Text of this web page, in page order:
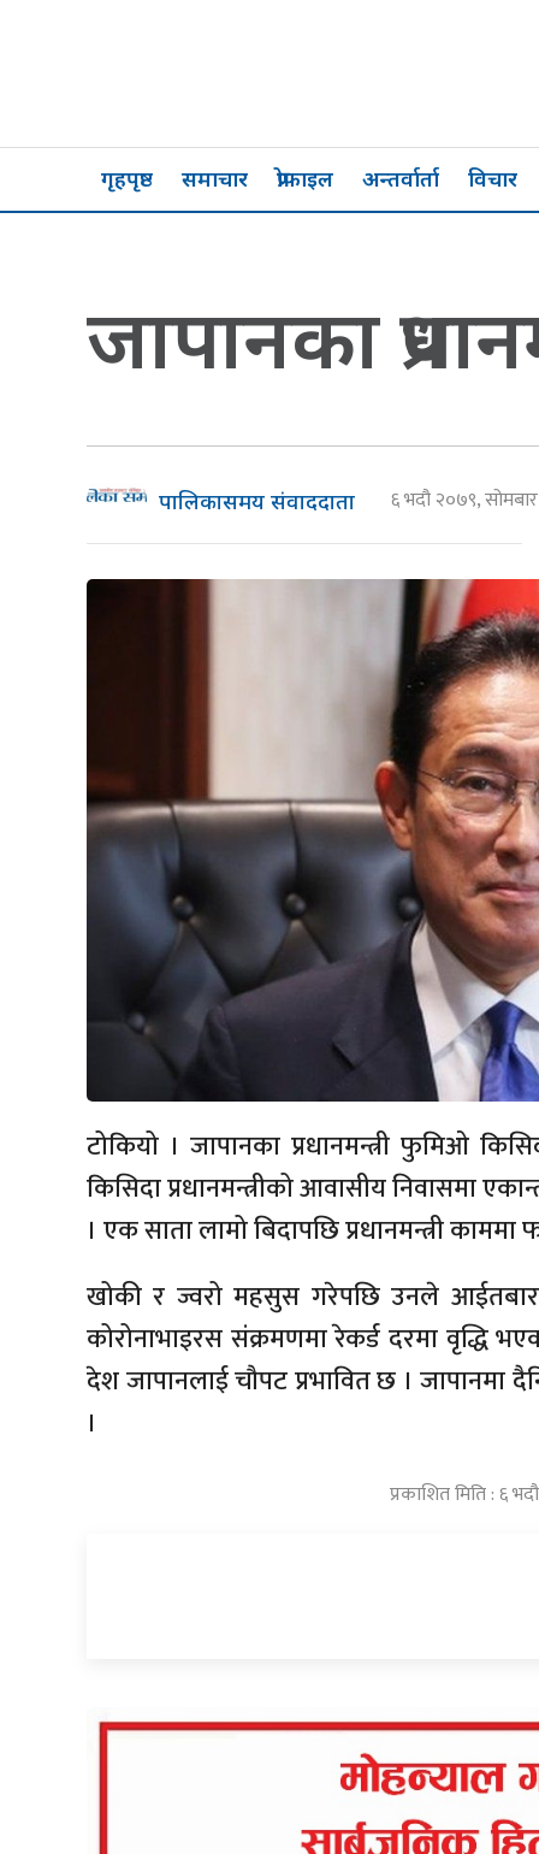
गृहपृष्ठ समाचार प्रोफाइल अन्तर्वार्ता विचार
जापानका
पालिकासमय संवाददाता ६ भदौ २०७९,
टोकियो । जापानका प्रधानमन्त्री फुमिओ
किसिदा प्रधानमन्त्रीको आवासीय निवासमा
। एक साता लामो बिदापछि प्रधानमन्त्री
खोकी र ज्वरो महसुस गरेपछि उनले आईतबार
कोरोनाभाइरस संक्रमणमा रेकर्ड दरमा वृद्धि
देश जापानलाई चौपट प्रभावित छ ।
।
प्रकाशित मिति : ६